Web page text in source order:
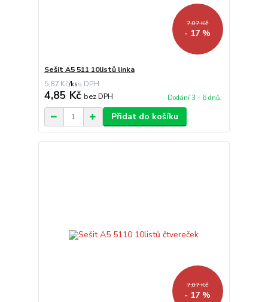
7,07 Kč
- 17 %
Sešit A5 511 10listů linka
5,87 Kč/ks
4,85 Kč bez DPH Dodání 3 - 6 dnů.
Přidat do košíku
7,07 Kč
- 17 %